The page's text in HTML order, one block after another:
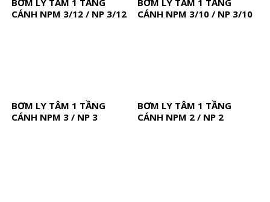
BƠM LY TÂM 1 TẦNG
CÁNH NPM 3/12 / NP 3/12
BƠM LY TÂM 1 TẦNG
CÁNH NPM 3/10 / NP 3/10
BƠM LY TÂM 1 TẦNG
CÁNH NPM 3 / NP 3
BƠM LY TÂM 1 TẦNG
CÁNH NPM 2 / NP 2